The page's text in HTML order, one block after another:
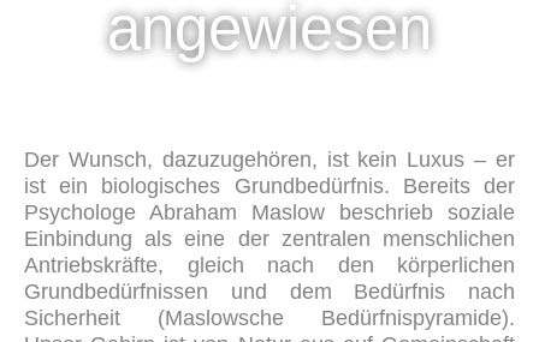
angewiesen
Der Wunsch, dazuzugehören, ist kein Luxus – er
ist ein biologisches Grundbedürfnis. Bereits der
Psychologe Abraham Maslow beschrieb soziale
Einbindung als eine der zentralen menschlichen
Antriebskräfte, gleich nach den körperlichen
Grundbedürfnissen und dem Bedürfnis nach
Sicherheit (Maslowsche Bedürfnispyramide).